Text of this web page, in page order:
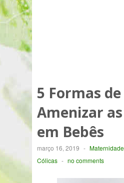
5 Formas de
Amenizar
em Bebês
março 16, 2019 - Maternidade
Cólicas - no comments